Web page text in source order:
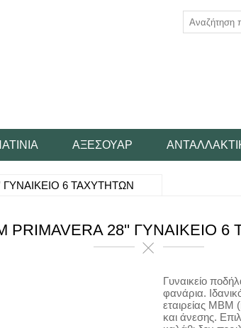
ΑΞΕΣΟΥΆΡ
ΓΥΝΑΙΚΕΙΟ 6 ΤΑΧΥΤΗΤΩΝ
PRIMAVERA 28'' ΓΥΝΑΙΚΕΙΟ
Γυναικείο
φανάρια.
εταιρείας
και άνεσης.